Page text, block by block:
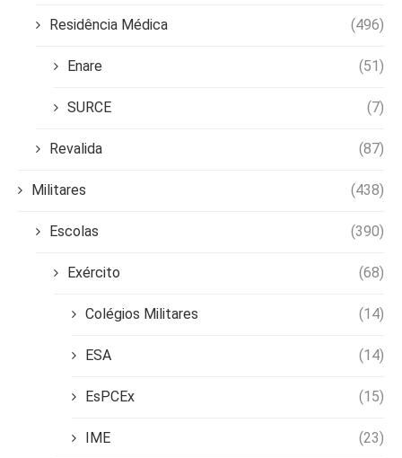
Residência Médica (496)
Enare (51)
SURCE (7)
Revalida (87)
Militares (438)
Escolas (390)
Exército (68)
Colégios Militares (14)
ESA (14)
EsPCEx (15)
IME (23)